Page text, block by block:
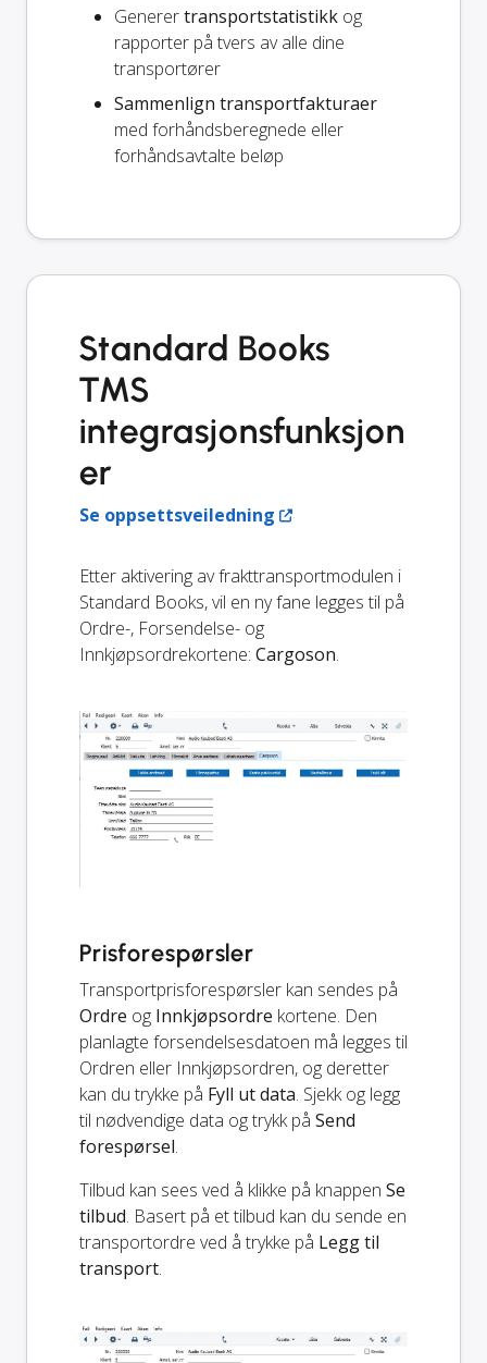
Generertransportstatistikk og
rapporter på tvers av alle dine
transportører
Sammenlign transportfakturaer
med forhåndsberegnede eller
forhåndsavtalte beløp
Standard Books
TMS
integrasjonsfunksjon
er
Se oppsettsveiledning
Etter aktivering av frakttransportmodulen i
Standard Books, vil en ny fane legges til på
Ordre-, Forsendelse- og
Innkjøpsordrekortene: Cargoson.
Prisforespørsler
Transportprisforespørsler kan sendes på
Ordre og Innkjøpsordre kortene. Den
planlagte forsendelsesdatoen må legges til
Ordren eller Innkjøpsordren, og deretter
kan du trykke på Fyll ut data. Sjekk og legg
til nødvendige data og trykk på Send
forespørsel.
Tilbud kan sees ved å klikke på knappen Se
tilbud. Basert på et tilbud kan du sende en
transportordre ved å trykke på Legg til
transport.